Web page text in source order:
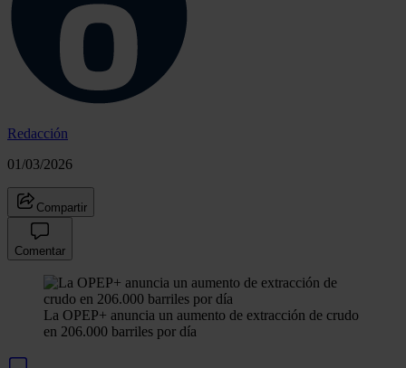
Redacción
01/03/2026
Compartir
Comentar
La OPEP+ anuncia un aumento de extracción de crudo
en 206.000 barriles por día